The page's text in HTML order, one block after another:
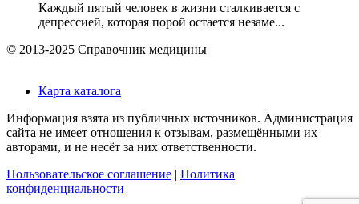
Каждый пятый человек в жизни сталкивается с
депрессией, которая порой остается незаме...
© 2013-2025 Справочник медицины
Карта каталога
Информация взята из публичных источников. Администрация
сайта не имеет отношения к отзывам, размещёнными их
авторами, и не несёт за них ответственности.
Пользовательское соглашение
Политика
конфиденциальности